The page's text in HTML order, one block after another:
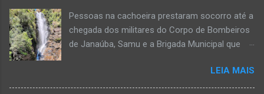
do Suporte Aéreo Avançado de Vida (SAAV)
para unidade hospi...
Pessoas na cachoeira prestaram socorro até a
chegada dos militares do Corpo de Bombeiros
de Janaúba, Samu e a Brigada Municipal que
resistiu e foi a óbito Foto álbum pessoal Kauan
Pereira Alves publicou em sua rede social a
LEIA MAIS